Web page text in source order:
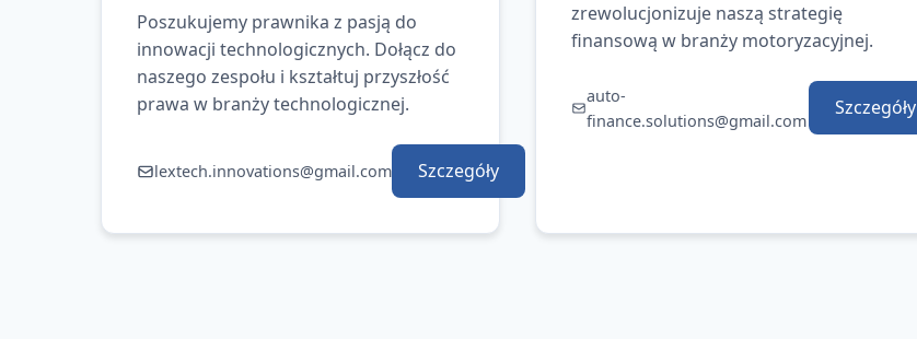
Poszukujemy prawnika z pasją do
innowacji technologicznych. Dołącz do
naszego zespołu i kształtuj przyszłość
prawa w branży technologicznej.
lextech.innovations@gmail.com Szczegóły
zrewolucjonizuje naszą strategię
finansową w branży motoryzacyjnej.
auto-
finance.solutions@gmail.com
Szczegóły